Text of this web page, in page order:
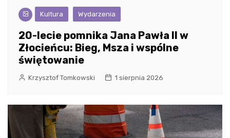
Kultura Wydarzenia
20-lecie pomnika Jana Pawła II w
Złocieńcu: Bieg, Msza i wspólne
świętowanie
Krzysztof Tomkowski 1 sierpnia 2026